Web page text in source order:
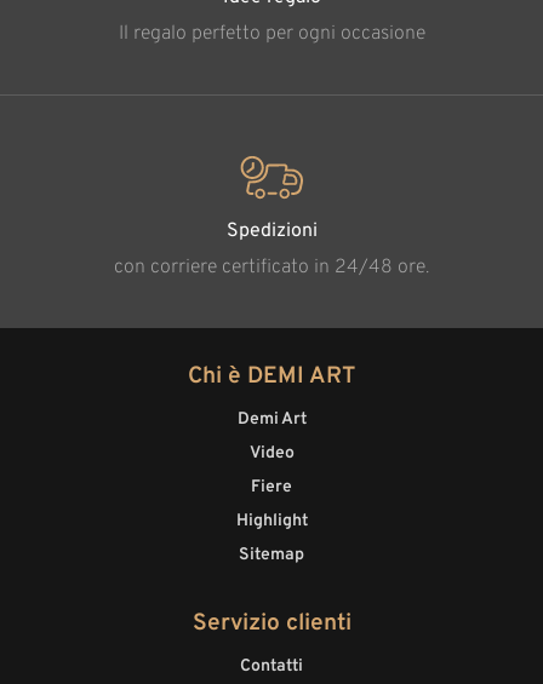
Il regalo perfetto per ogni occasione
Spedizioni
con corriere certificato in 24/48 ore.
Chi è DEMI ART
Demi Art
Video
Fiere
Highlight
Sitemap
Servizio clienti
Contatti